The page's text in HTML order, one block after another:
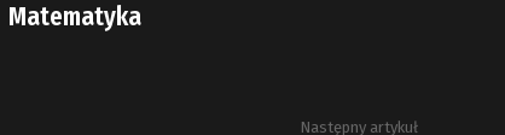
Matematyka
Następny artykuł